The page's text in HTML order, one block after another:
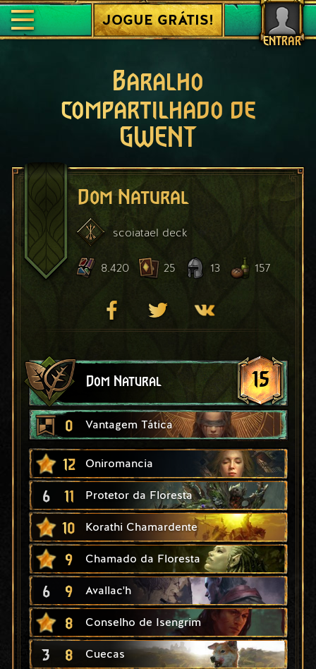
ENTRAR
JOGUE GRÁTIS!
Baralho
compartilhado de
GWENT
Dom Natural
scoiatael deck
8.420 25 13 157
Dom Natural 15
0 Vantagem Tática
12 Oniromancia
6 11 Protetor da Floresta
10 Korathi Chamardente
9 Chamado da Floresta
6 9 Avallac'h
8 Conselho de Isengrim
3 8 Cuecas